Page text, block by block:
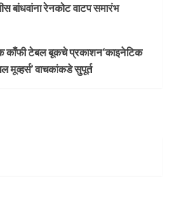
बांधवांना रेनकोट वाटप समारंभ
काँफी टेबल बूकचे प्रकाशन‘काइनेटिक
मूव्हर्स’ वाचकांकडे सुपूर्त